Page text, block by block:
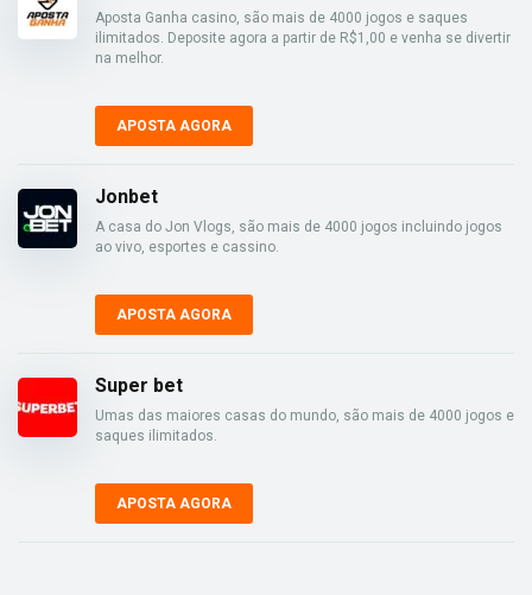
Aposta Ganha casino, são mais de 4000 jogos e saques
ilimitados. Deposite agora a partir de R$1,00 e venha se divertir
na melhor.
APOSTA AGORA
Jonbet
A casa do Jon Vlogs, são mais de 4000 jogos incluindo jogos
ao vivo, esportes e cassino.
APOSTA AGORA
Super bet
Umas das maiores casas do mundo, são mais de 4000 jogos e
saques ilimitados.
APOSTA AGORA